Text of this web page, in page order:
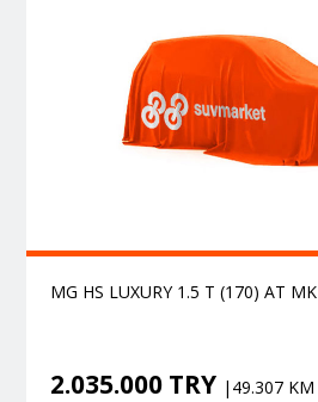
MG HS LUXURY 1.5 T (170) AT MK
2.035.000 TRY |49.307 KM